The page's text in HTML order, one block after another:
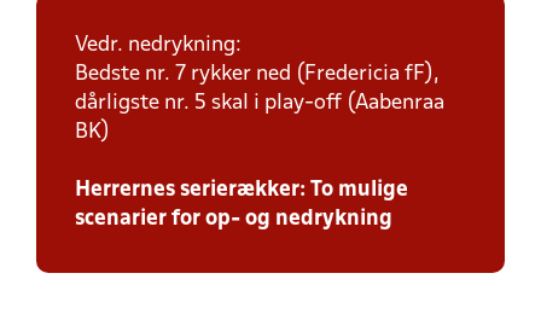
Vedr. nedrykning:
Bedste nr. 7 rykker ned (Fredericia fF),
dårligste nr. 5 skal i play-off (Aabenraa
BK)
Herrernes serierækker: To mulige
scenarier for op- og nedrykning